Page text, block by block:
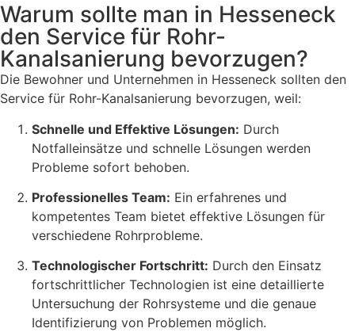
Warum sollte man in Hesseneck
den Service für Rohr-
Kanalsanierung bevorzugen?
Die Bewohner und Unternehmen in Hesseneck sollten den
Service für Rohr-Kanalsanierung bevorzugen, weil:
Schnelle und Effektive Lösungen: Durch
Notfalleinsätze und schnelle Lösungen werden
Probleme sofort behoben.
Professionelles Team: Ein erfahrenes und
kompetentes Team bietet effektive Lösungen für
verschiedene Rohrprobleme.
Technologischer Fortschritt: Durch den Einsatz
fortschrittlicher Technologien ist eine detaillierte
Untersuchung der Rohrsysteme und die genaue
Identifizierung von Problemen möglich.